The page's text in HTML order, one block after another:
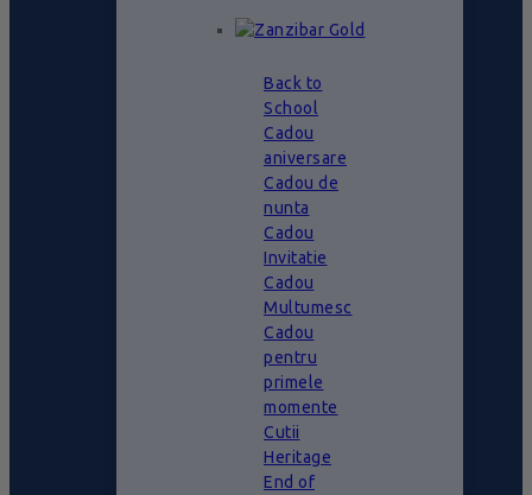
Back to
School
Cadou
aniversare
Cadou de
nunta
Cadou
Invitatie
Cadou
Multumesc
Cadou
pentru
primele
momente
Cutii
Heritage
End of